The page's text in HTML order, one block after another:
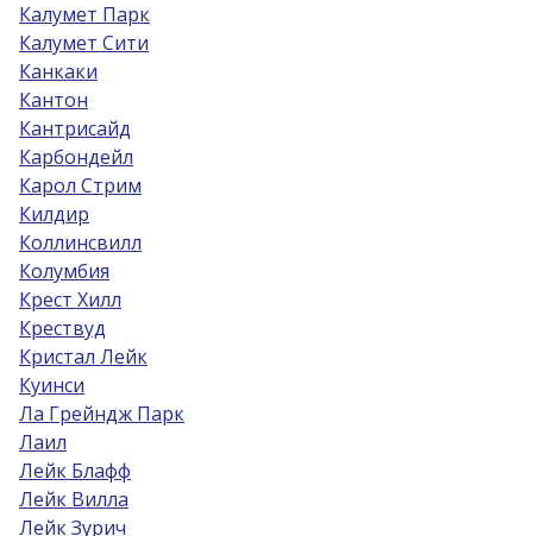
Калумет Парк
Калумет Сити
Канкаки
Кантон
Кантрисайд
Карбондейл
Карол Стрим
Килдир
Коллинсвилл
Колумбия
Крест Хилл
Крествуд
Кристал Лейк
Куинси
Ла Грейндж Парк
Лаил
Лейк Блафф
Лейк Вилла
Лейк Зурич